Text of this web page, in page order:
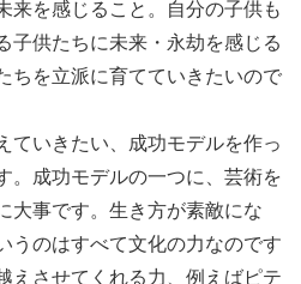
来を感じること。自分の子供も
子供たちに未来・永劫を感じる
ちを立派に育てていきたいので
ていきたい、成功モデルを作っ
。成功モデルの一つに、芸術を
大事です。生き方が素敵にな
うのはすべて文化の力なのです
えさせてくれる力、例えばピテ